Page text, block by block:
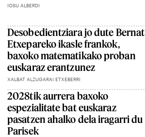
IOSU ALBERDI
Desobedientziara jo dute Bernat
Etxepareko ikasle frankok,
baxoko matematikako proban
euskaraz erantzunez
XALBAT ALZUGARAI ETXEBERRI
2028tik aurrera baxoko
espezialitate bat euskaraz
pasatzen ahalko dela iragarri du
Parisek